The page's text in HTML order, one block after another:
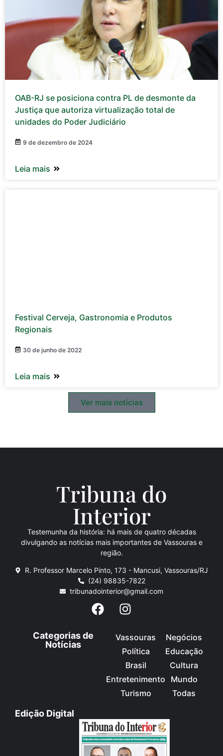
OAB-RJ se posiciona contra PL de desmonte da
Justiça que autoriza virtualização total de
unidades do Poder Judiciário
9 de dezembro de 2024
Leia mais
Festival Cerveja, Gastronomia e Produtos
Regionais
30 de junho de 2022
Leia mais
Ver mais notícias
Tribuna do
Interior
Testemunha da história: há mais de quatro décadas
divulgando as notícias mais importantes de Vassouras e
região.
R. Professor Marcelo Pinto, 173 - Mancusi, Vassouras/RJ
(24) 98835-7822
tribunadointerior@gmail.com
Categorias de
Notícias
Vassouras
Política
Brasil
Entretenimento
Turismo
Negócios
Educação
Cultura
Mundo
Todas
Edição Digital